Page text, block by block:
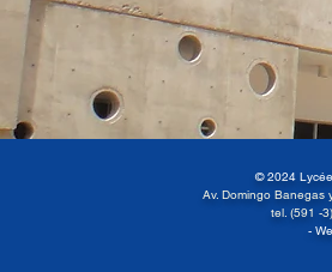
© 2024
Av. Domingo Banegas
tel. (591 -
-